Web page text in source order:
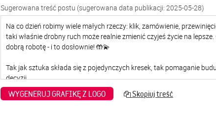
Sugerowana treść postu (sugerowana data publikacji: 2025-05-28)
WYGENERUJ GRAFIKĘ Z LOGO Skopiuj treść